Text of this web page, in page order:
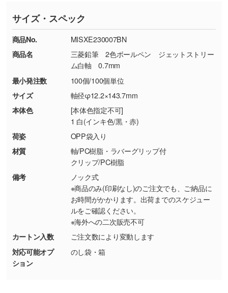
す。→詳しく見る
・コーポレートカラーを使って印刷したい／印
刷色にこだわりがある
DIC・PANTONEなどのカラーチップの指定や、
現物支給による色指定も承っております。→
しく見る
・背景がある画像からキャラクター部分だけを
使いたいです
シンプルな背景のデータや、使いたいキャラク
ター部分の輪郭がはっきりしているデータは切
り抜き処理が可能です。→
・持っているデータの背景が足りない／塗り足
しの作り方が分からない
印刷したいデータが印刷範囲よりも小さい場
合、シンプルな色・柄の背景であれば拡張が可
能です。→
詳しく見る
※詳しくは「商品の良品基準について
ください。
【返品・交換ができない場合】
・お客様の元で商品を加工された場合、または
商品が破損した場合
・商品到着後7日以上経過している場合
・お客様のご都合による返品・交換依頼(商
品・色・数量などの注文間違い等)
TEL：0422-29-9911 営業時間10:00～
18:00(土日祝日除く)
お問い合わせフォームはこちら
サイズ・スペック
商品No.
MISXE230007BN
商品名
三菱鉛筆 2色ボールペン ジェットストリー
ム白軸 0.7mm
最小発注数
100個/100個単位
サイズ
軸径φ12.2×143.7mm
本体色
[本体色指定不可]
1 白(インキ色/黒・赤)
荷姿
OPP袋入り
材質
軸/PC樹脂・ラバーグリップ付
クリップ/PC樹脂
備考
ノック式
※商品のみ(印刷なし)のご注文でも、ご納品に
お時間がかかります。出荷までのスケジュー
ルをご確認ください。
※海外への二次販売不可
カートン入数
ご注文数により変動します
対応可能オプ
ション
のし袋・箱